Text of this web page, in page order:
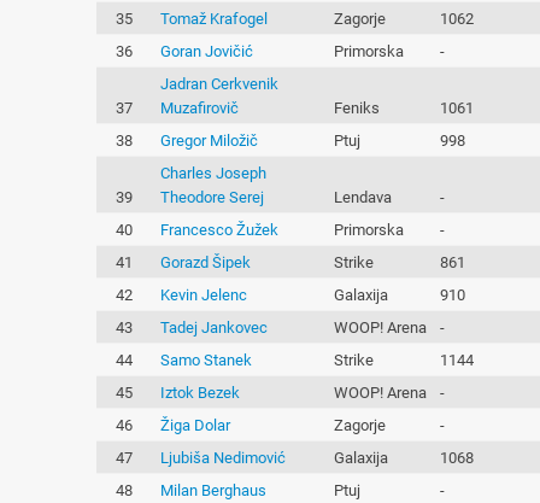
35
Tomaž Krafogel Zagorje
1062
36
Goran Jovičić Primorska -
37
Jadran Cerkvenik
Muzafirovič
Feniks
1061
38
Gregor Miložič Ptuj 998
39
Charles Joseph
Theodore Serej
Lendava
-
40
Francesco Žužek Primorska
-
41
Gorazd Šipek Strike
861
42
Kevin Jelenc Galaxija
910
43
Tadej Jankovec WOOP! Arena
-
44
Samo Stanek Strike
1144
45
Iztok Bezek WOOP! Arena
-
46
Žiga Dolar Zagorje
-
47
Ljubiša Nedimović Galaxija
1068
48
Milan Berghaus Ptuj
-